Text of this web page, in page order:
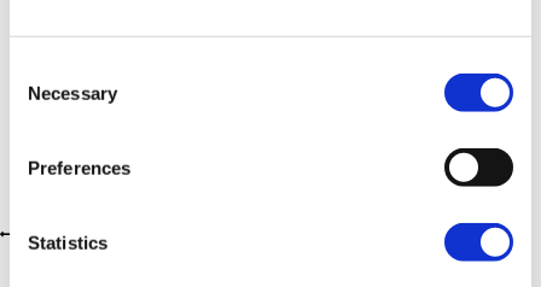
Selection
Necessary
Preferences
Statistics
Revenir à la page précédente